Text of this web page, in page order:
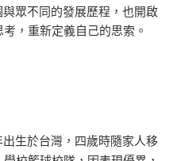
眾不同的發展歷程，也開啟
，重新定義自己的思索。
生於台灣，四歲時隨家人移